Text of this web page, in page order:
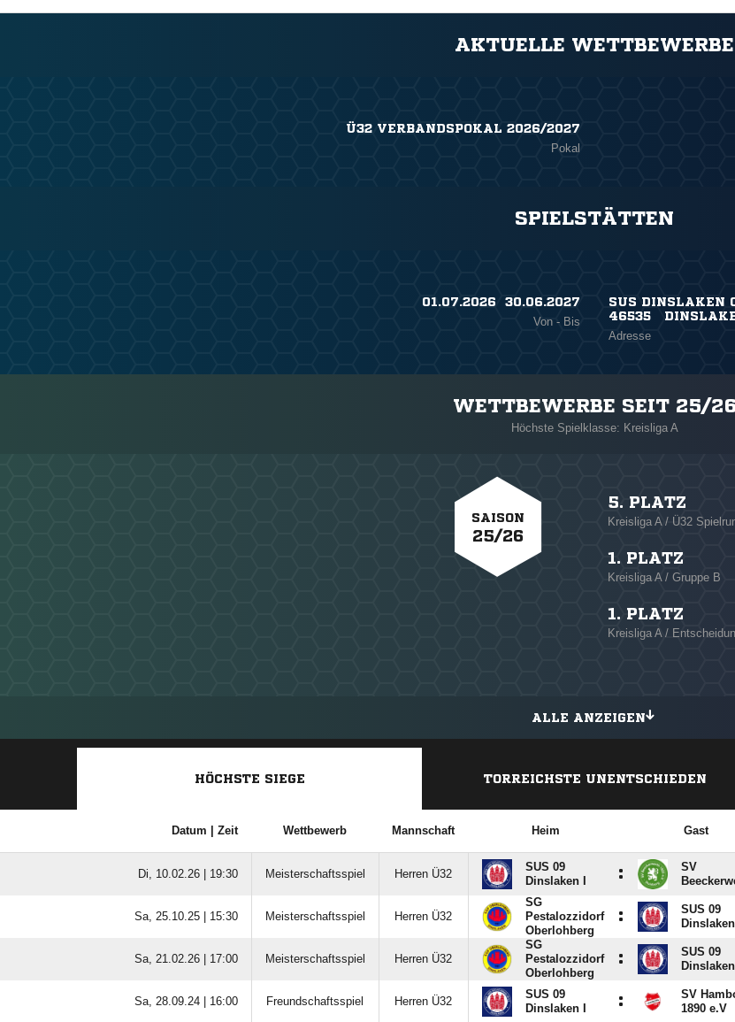
AKTUELLE WETTBEWERBE
Ü32 VERBANDSPOKAL 2026/2027
Pokal
SPIELSTÄTTEN
01.07.2026 ​ 30.06.2027
Von - Bis
SUS DINSLAKEN
46535
Adresse
WETTBEWERBE SEIT 25/26
Höchste Spielklasse: Kreisliga A
SAISON
25/26
5. PLATZ
Kreisliga A / Ü32
1. PLATZ
Kreisliga A / Gruppe B
1. PLATZ
Kreisliga A /
ALLE ANZEIGEN
HÖCHSTE SIEGE TORREICHSTE UNENTSCHIEDEN
Datum | Zeit Wettbewerb Mannschaft Heim Gast
Di, 10.02.26 | 19:30 Meisterschaftsspiel Herren Ü32
SUS 09
Dinslaken I
:
SV
Sa, 25.10.25 | 15:30 Meisterschaftsspiel Herren Ü32
SG
Pestalozzidorf
Oberlohberg
:
SUS 09
Dinslaken I
Sa, 21.02.26 | 17:00 Meisterschaftsspiel Herren Ü32
SG
Pestalozzidorf
Oberlohberg
:
SUS 09
Dinslaken I
Sa, 28.09.24 | 16:00 Freundschaftsspiel Herren Ü32
SUS 09
Dinslaken I
:
SV
1890 e.V